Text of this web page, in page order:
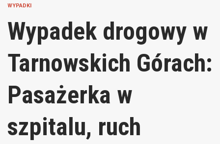
WYPADKI
Wypadek drogowy w
Tarnowskich Górach:
Pasażerka w
szpitalu, ruch